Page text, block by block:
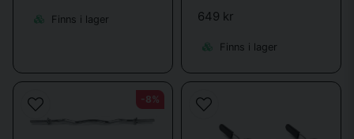
Tricepspress
Raka marklyft
Vill du variera träningen ytterligare? Kombinera med en träningsbänk,
hantlar eller gummiband för att skapa ett mångsidigt upplägg.
Finns i lager 649 kr
Finns i lager
-8%